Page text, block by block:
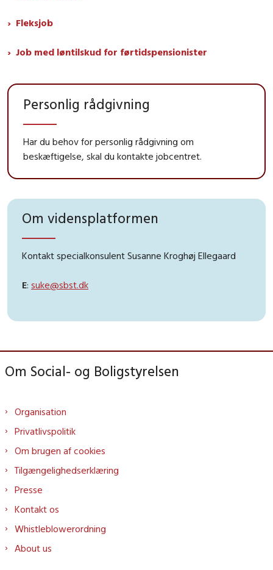
Fleksjob
Job med løntilskud for førtidspensionister
Personlig rådgivning
Har du behov for personlig rådgivning om
beskæftigelse, skal du kontakte jobcentret.
Om vidensplatformen
Kontakt specialkonsulent Susanne Kroghøj Ellegaard
E: suke@sbst.dk
Om Social- og Boligstyrelsen
Organisation
Privatlivspolitik
Om brugen af cookies
Tilgængelighedserklæring
Presse
Kontakt os
Whistleblowerordning
About us